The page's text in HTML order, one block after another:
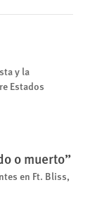
y la
Estados
o muerto”
en Ft. Bliss,